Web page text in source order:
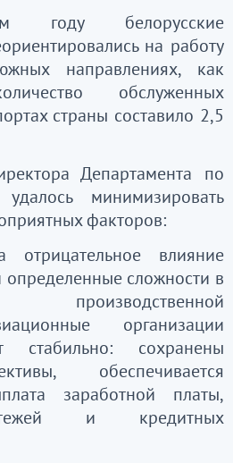
году белорусские
на работу
направлениях, как
обслуженных
страны составило 2,5
Департамента по
минимизировать
факторов:
отрицательное влияние
сложности в
производственной
организации
стабильно: сохранены
обеспечивается
заработной платы,
и кредитных